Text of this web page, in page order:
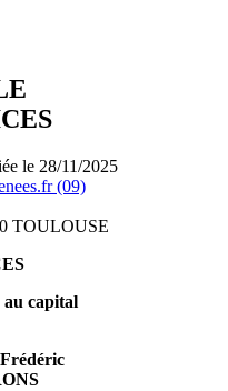
le 28/11/2025
(09)
TOULOUSE
au capital